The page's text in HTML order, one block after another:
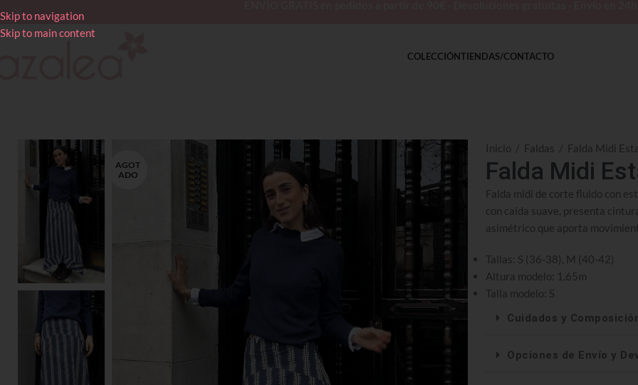
Skip to navigation
Skip to main content
COLECCIÓNTIENDAS/CONTACTO
AGOT
ADO
Inicio / Faldas / Falda Midi
Falda Midi
Falda midi de corte fluido con
con caída suave, presenta
asimétrico que aporta
Tallas: S (36-38), M (40-42)
Altura modelo: 1.65m
Talla modelo: S
Cuidados y
Opciones de Envío y